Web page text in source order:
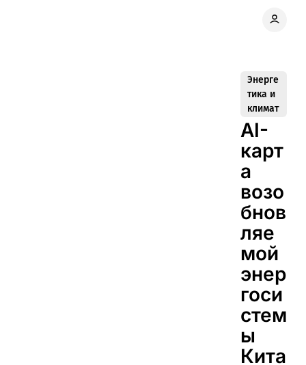
Энерге
тика и
климат
AI-
карт
а
возо
бнов
ляе
мой
энер
госи
стем
ы
Кита